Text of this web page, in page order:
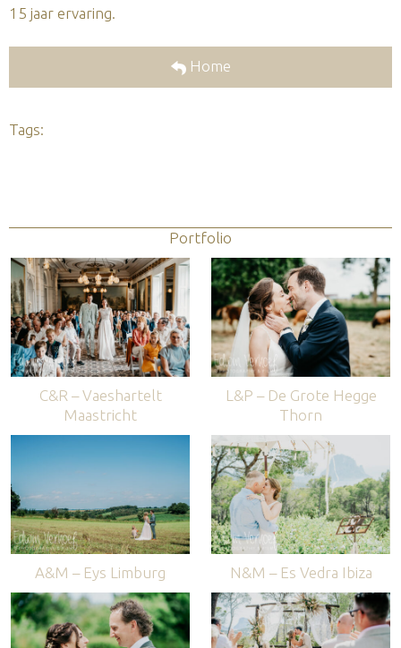
15 jaar ervaring.
Home
Tags:
Portfolio
C&R – Vaeshartelt
Maastricht
L&P – De Grote Hegge
Thorn
A&M – Eys Limburg N&M – Es Vedra Ibiza